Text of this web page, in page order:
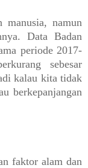
manusia, namun
Data Badan
periode 2017-
sebesar
kalau kita tidak
berkepanjangan
faktor alam dan